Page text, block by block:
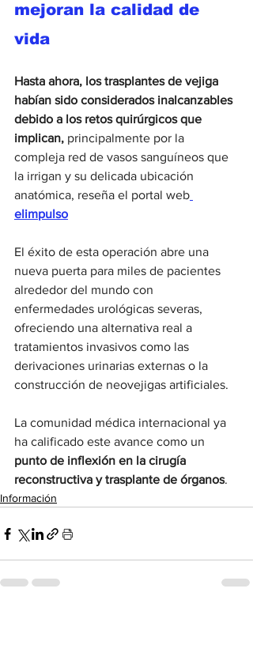
mejoran la calidad de
vida
Hasta ahora, los trasplantes de vejiga
habían sido considerados inalcanzables
debido a los retos quirúrgicos que
implican, principalmente por la
compleja red de vasos sanguíneos que
la irrigan y su delicada ubicación
anatómica, reseña el portal web
elimpulso
El éxito de esta operación abre una
nueva puerta para miles de pacientes
alrededor del mundo con
enfermedades urológicas severas,
ofreciendo una alternativa real a
tratamientos invasivos como las
derivaciones urinarias externas o la
construcción de neovejigas artificiales.
La comunidad médica internacional ya
ha calificado este avance como un
punto de inflexión en la cirugía
reconstructiva y trasplante de órganos.
Información